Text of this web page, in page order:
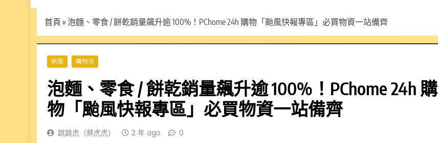
首頁 » 泡麵、零食 / 餅乾銷量飆升逾 100%！PChome 24h 購物「颱風快報專區」必買物資一站備齊
新聞 購物派
泡麵、零食 / 餅乾銷量飆升逾 100%！PChome 24h 購
物「颱風快報專區」必買物資一站備齊
跳跳虎（蔡虎虎） 2 年 ago 0